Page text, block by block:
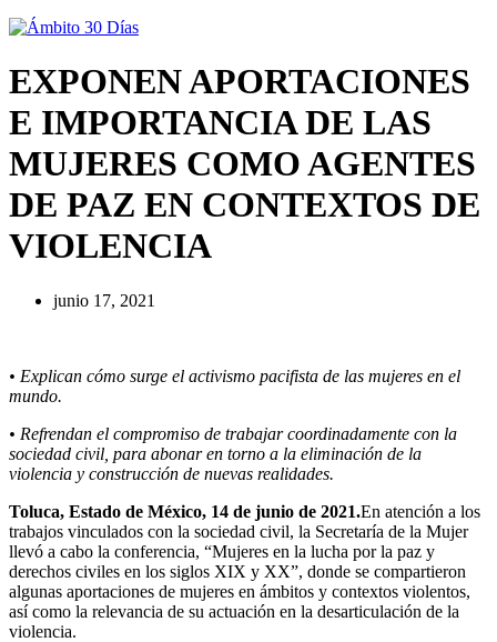
EXPONEN APORTACIONES
E IMPORTANCIA DE LAS
MUJERES COMO AGENTES
DE PAZ EN CONTEXTOS DE
VIOLENCIA
junio 17, 2021
• Explican cómo surge el activismo pacifista de las mujeres en el
mundo.
• Refrendan el compromiso de trabajar coordinadamente con la
sociedad civil, para abonar en torno a la eliminación de la
violencia y construcción de nuevas realidades.
Toluca, Estado de México, 14 de junio de 2021.En atención a los
trabajos vinculados con la sociedad civil, la Secretaría de la Mujer
llevó a cabo la conferencia, “Mujeres en la lucha por la paz y
derechos civiles en los siglos XIX y XX”, donde se compartieron
algunas aportaciones de mujeres en ámbitos y contextos violentos,
así como la relevancia de su actuación en la desarticulación de la
violencia.